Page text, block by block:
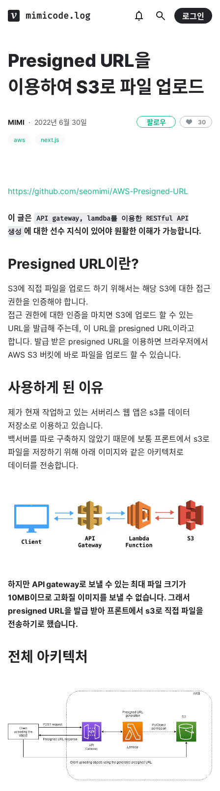
mimicode.log 로그인
Presigned URL을
이용하여 S3로 파일 업로드
MIMI · 2022년 6월 30일 팔로우 30
aws next.js
https://github.com/seomimi/AWS-Presigned-URL
이 글은 API gateway, lamdba를 이용한 RESTful API
생성 에 대한 선수 지식이 있어야 원활한 이해가 가능합니다.
Presigned URL이란?
S3에 직접 파일을 업로드 하기 위해서는 해당 S3에 대한 접근
권한을 인증해야 합니다.
접근 권한에 대한 인증을 마치면 S3에 업로드 할 수 있는
URL을 발급해 주는데, 이 URL을 presigned URL이라고
합니다. 발급 받은 presigned URL을 이용하면 브라우저에서
AWS S3 버킷에 바로 파일을 업로드 할 수 있습니다.
사용하게 된 이유
제가 현재 작업하고 있는 서버리스 웹 앱은 s3를 데이터
저장소로 이용하고 있습니다.
백서버를 따로 구축하지 않았기 때문에 보통 프론트에서 s3로
파일을 저장하기 위해 아래 이미지와 같은 아키텍처로
데이터를 전송합니다.
하지만 API gateway로 보낼 수 있는 최대 파일 크기가
10MB이므로 고화질 이미지를 보낼 수 없습니다. 그래서
presigned URL을 발급 받아 프론트에서 s3로 직접 파일을
전송하기로 했습니다.
전체 아키텍처